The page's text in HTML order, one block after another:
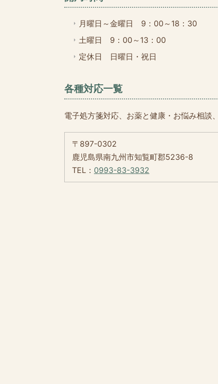
月曜日～金曜日 9：00～18：30
土曜日 9：00～13：00
定休日 日曜日・祝日
各種対応一覧
電子処方箋対応、お薬と健康・お悩み相談
〒897-0302
鹿児島県南九州市知覧町郡5236-8
TEL： 0993-83-3932